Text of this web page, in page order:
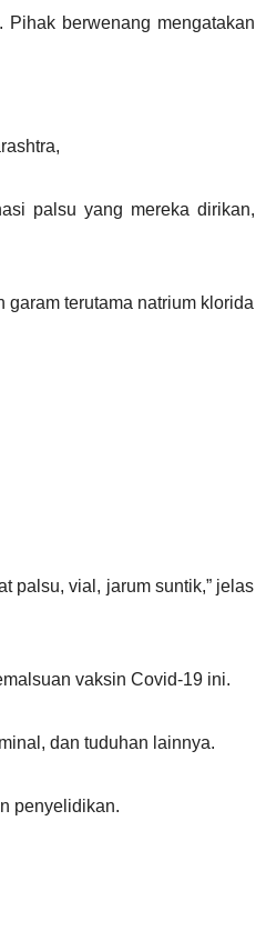
berwenang mengatakan
palsu yang mereka dirikan,
terutama natrium klorida
palsu, vial, jarum suntik,” jelas
vaksin Covid-19 ini.
dan tuduhan lainnya.
penyelidikan.